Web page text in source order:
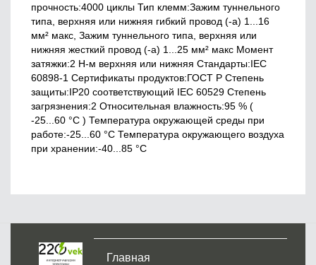
прочность:4000 циклы Тип клемм:Зажим туннельного
типа, верхняя или нижняя гибкий провод (-а) 1...16
мм² макс, Зажим туннельного типа, верхняя или
нижняя жесткий провод (-а) 1...25 мм² макс Момент
затяжки:2 Н-м верхняя или нижняя Стандарты:IEC
60898-1 Сертификаты продуктов:ГОСТ Р Cтепень
защиты:IP20 соответствующий IEC 60529 Степень
загрязнения:2 Относительная влажность:95 % (
-25...60 °C ) Температура окружающей среды при
работе:-25...60 °C Температура окружающего воздуха
при хранении:-40...85 °C
Главная